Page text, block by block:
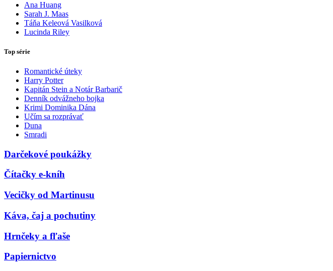
Ana Huang
Sarah J. Maas
Táňa Keleová Vasilková
Lucinda Riley
Top série
Romantické úteky
Harry Potter
Kapitán Stein a Notár Barbarič
Denník odvážneho bojka
Krimi Dominika Dána
Učím sa rozprávať
Duna
Smradi
Darčekové poukážky
Čítačky e-kníh
Vecičky od Martinusu
Káva, čaj a pochutiny
Hrnčeky a fľaše
Papiernictvo